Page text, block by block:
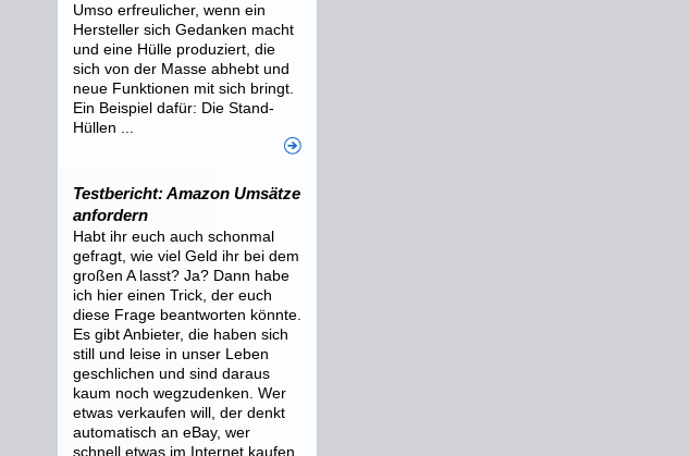
Umso erfreulicher, wenn ein
Hersteller sich Gedanken macht
und eine Hülle produziert, die
sich von der Masse abhebt und
neue Funktionen mit sich bringt.
Ein Beispiel dafür: Die Stand-
Hüllen ...
Testbericht: Amazon Umsätze
anfordern
Habt ihr euch auch schonmal
gefragt, wie viel Geld ihr bei dem
großen A lasst? Ja? Dann habe
ich hier einen Trick, der euch
diese Frage beantworten könnte.
Es gibt Anbieter, die haben sich
still und leise in unser Leben
geschlichen und sind daraus
kaum noch wegzudenken. Wer
etwas verkaufen will, der denkt
automatisch an eBay, wer
schnell etwas im Internet kaufen